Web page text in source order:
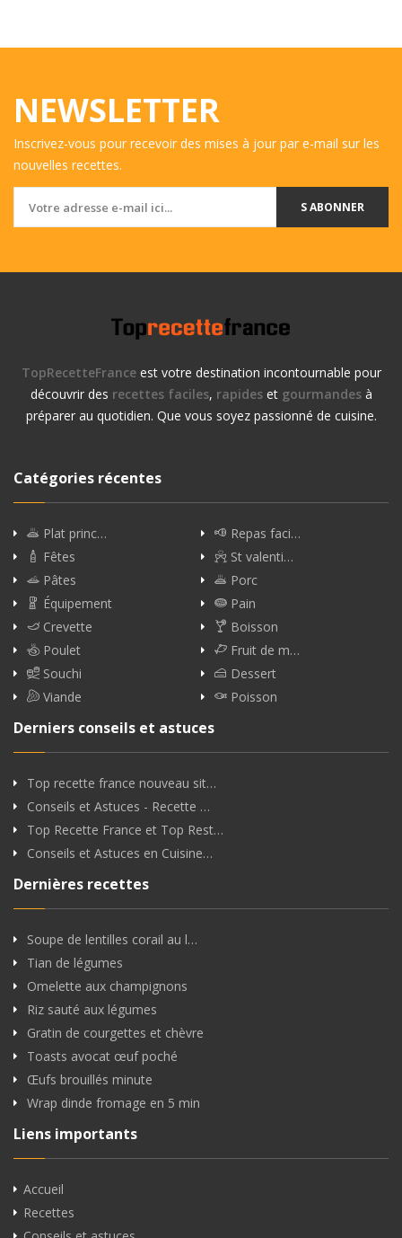
NEWSLETTER
Inscrivez-vous pour recevoir des mises à jour par e-mail sur les
nouvelles recettes.
S ABONNER
TopRecetteFranceest votre destination incontournable pour
découvrir des recettes faciles, rapideset gourmandesà
préparer au quotidien. Que vous soyez passionné de cuisine.
Catégories récentes
Plat princ…
Repas faci…
Fêtes
St valenti…
Pâtes
Porc
Équipement
Pain
Crevette
Boisson
Poulet
Fruit de m…
Souchi
Dessert
Viande
Poisson
Derniers conseils et astuces
Top recette france nouveau sit…
Conseils et Astuces - Recette …
Top Recette France et Top Rest…
Conseils et Astuces en Cuisine…
Dernières recettes
Soupe de lentilles corail au l…
Tian de légumes
Omelette aux champignons
Riz sauté aux légumes
Gratin de courgettes et chèvre
Toasts avocat œuf poché
Œufs brouillés minute
Wrap dinde fromage en 5 min
Liens importants
Accueil
Recettes